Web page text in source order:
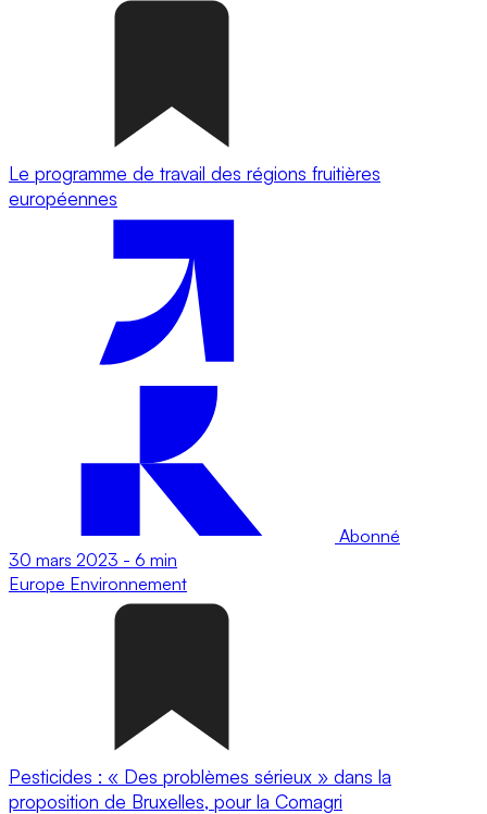
Le programme de travail des régions fruitières
européennes
Abonné
30 mars 2023 - 6 min
Europe Environnement
Pesticides : « Des problèmes sérieux » dans la
proposition de Bruxelles, pour la Comagri